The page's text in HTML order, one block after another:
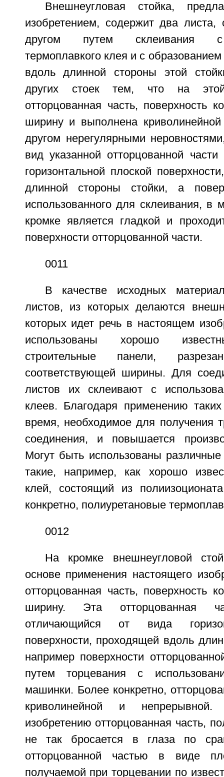
Внешнеугловая стойка,
изобретением, содержит два листа,
другом путем склеивания с
термоплавкого клея и с
вдоль длинной стороны этой
других стоек тем, что на
отторцованная часть, поверхность
ширину и выполнена
другом нерегулярными
вид указанной отторцованной
горизонтальной плоской
длинной стороны стойки, а
использованного для склеивания, в
кромке является гладкой и
поверхности отторцованной части.
0011
В качестве исходных
листов, из которых делаются
которых идет речь в настоящем
использованы хорошо
строительные панели,
соответствующей ширины. Для
листов их склеивают с
клеев. Благодаря применению
время, необходимое для получения
соединения, и повышается
Могут быть использованы
такие, например, как хорошо
клей, состоящий из
конкретно, полиуретановые
0012
На кромке внешнеугловой
основе применения настоящего
отторцованная часть, поверхность
ширину. Эта отторцованная
отличающийся от вида
поверхности, проходящей вдоль
например поверхности
путем торцевания с
машинки. Более конкретно,
криволинейной и непрерывной.
изобретению отторцованная часть,
не так бросается в глаза по
отторцованной частью в виде
получаемой при торцевании по